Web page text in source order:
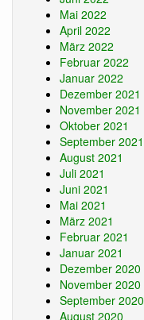
Mai 2022
April 2022
März 2022
Februar 2022
Januar 2022
Dezember 2021
November 2021
Oktober 2021
September 2021
August 2021
Juli 2021
Juni 2021
Mai 2021
März 2021
Februar 2021
Januar 2021
Dezember 2020
November 2020
September 2020
August 2020